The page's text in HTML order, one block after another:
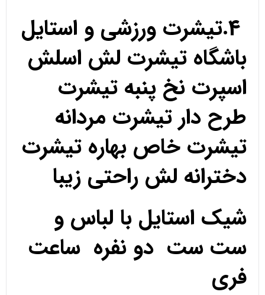
4.تیشرت ورزشی و استایل
باشگاه تیشرت لش اسلش
اسپرت نخ پنبه تیشرت
طرح دار تیشرت مردانه
تیشرت خاص بهاره تیشرت
دخترانه لش راحتی زیبا
شیک استایل با لباس و
ست ست دو نفره ساعت
فری